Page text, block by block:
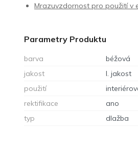
Mrazuvzdornost pro použití v
Parametry Produktu
barva béžová
jakost
I. jakost
použití
rektifikace
ano
typ
dlažba